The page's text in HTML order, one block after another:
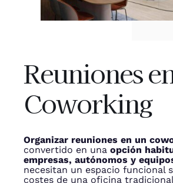
Reuniones
Coworking
Organizar reuniones en un
convertido en una opción
empresas, autónomos y
necesitan un espacio funcional
costes de una oficina